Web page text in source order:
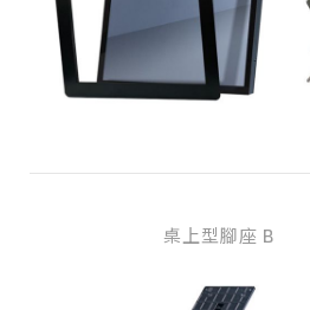
桌上型腳座 B